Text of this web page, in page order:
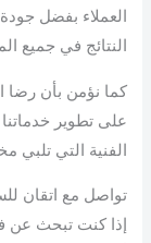
العملاء بفضل
النتائج في جميع
كما نؤمن بأن رضا
على تطوير
الفنية التي تلبي
تواصل مع اتقان
إذا كنت تبحث